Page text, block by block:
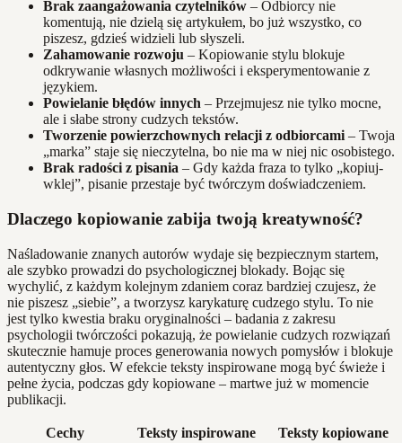
Brak zaangażowania czytelników – Odbiorcy nie
komentują, nie dzielą się artykułem, bo już wszystko, co
piszesz, gdzieś widzieli lub słyszeli.
Zahamowanie rozwoju – Kopiowanie stylu blokuje
odkrywanie własnych możliwości i eksperymentowanie z
językiem.
Powielanie błędów innych – Przejmujesz nie tylko mocne,
ale i słabe strony cudzych tekstów.
Tworzenie powierzchownych relacji z odbiorcami – Twoja
„marka” staje się nieczytelna, bo nie ma w niej nic osobistego.
Brak radości z pisania – Gdy każda fraza to tylko „kopiuj-
wklej”, pisanie przestaje być twórczym doświadczeniem.
Dlaczego kopiowanie zabija twoją kreatywność?
Naśladowanie znanych autorów wydaje się bezpiecznym startem,
ale szybko prowadzi do psychologicznej blokady. Bojąc się
wychylić, z każdym kolejnym zdaniem coraz bardziej czujesz, że
nie piszesz „siebie”, a tworzysz karykaturę cudzego stylu. To nie
jest tylko kwestia braku oryginalności – badania z zakresu
psychologii twórczości pokazują, że powielanie cudzych rozwiązań
skutecznie hamuje proces generowania nowych pomysłów i blokuje
autentyczny głos. W efekcie teksty inspirowane mogą być świeże i
pełne życia, podczas gdy kopiowane – martwe już w momencie
publikacji.
Cechy Teksty inspirowane
Teksty kopiowane